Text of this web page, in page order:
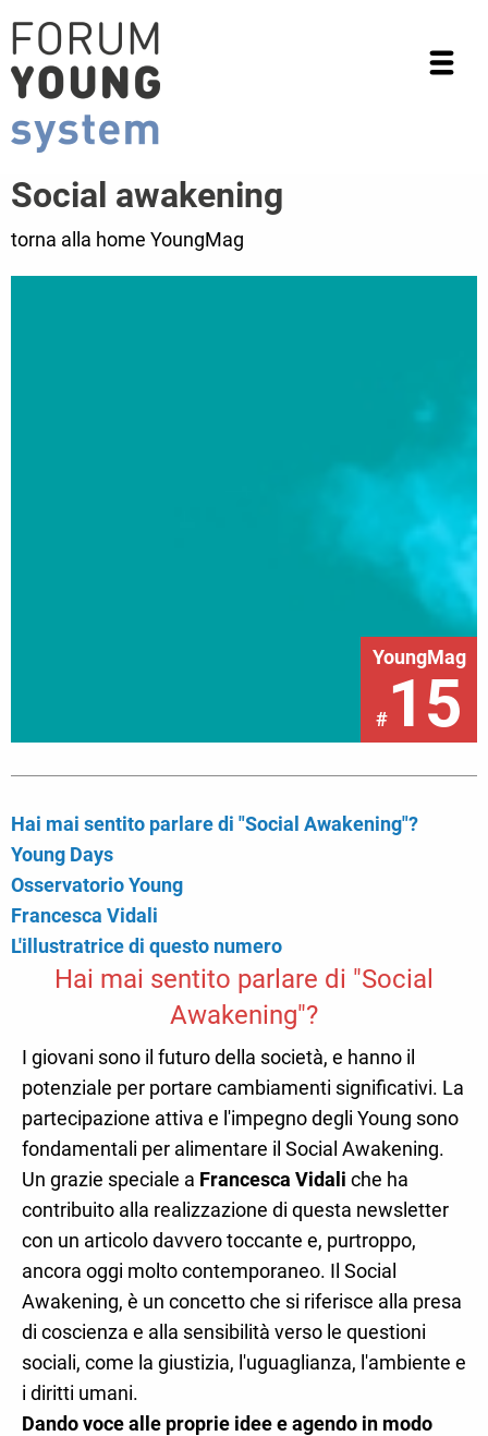
Social awakening
torna alla home YoungMag
YoungMag
# 15
Hai mai sentito parlare di "Social Awakening"?
Young Days
Osservatorio Young
Francesca Vidali
L'illustratrice di questo numero
Hai mai sentito parlare di "Social
Awakening"?
I giovani sono il futuro della società, e hanno il
potenziale per portare cambiamenti significativi. La
partecipazione attiva e l'impegno degli Young sono
fondamentali per alimentare il Social Awakening.
Un grazie speciale a Francesca Vidali che ha
contribuito alla realizzazione di questa newsletter
con un articolo davvero toccante e, purtroppo,
ancora oggi molto contemporaneo. Il Social
Awakening, è un concetto che si riferisce alla presa
di coscienza e alla sensibilità verso le questioni
sociali, come la giustizia, l'uguaglianza, l'ambiente e
i diritti umani.
Dando voce alle proprie idee e agendo in modo